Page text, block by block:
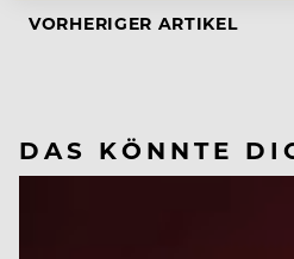
VORHERIGER ARTIKEL
DAS KÖNNTE